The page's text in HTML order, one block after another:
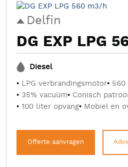
Delfin
DG EXP LPG
Diesel
LPG verbrandingsmotor 560
35% vacuüm
Conisch
100 liter opvang Mobiel en
Offerte aanvragen